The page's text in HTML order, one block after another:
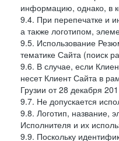
информацию, однако, в
9.4. При перепечатке и
а также логотипом,
9.5. Использование
тематике Сайта (поиск
9.6. В случае, если
несет Клиент Сайта в
Грузии от 28 декабря
9.7. Не допускается
9.8. Логотип, название,
Исполнителя и их
9.9. Поскольку